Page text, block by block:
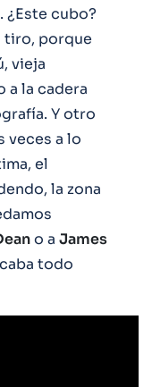
¿Este cubo?
tiro, porque
vieja
a la cadera
Y otro
veces a lo
el
la zona
o a James
todo